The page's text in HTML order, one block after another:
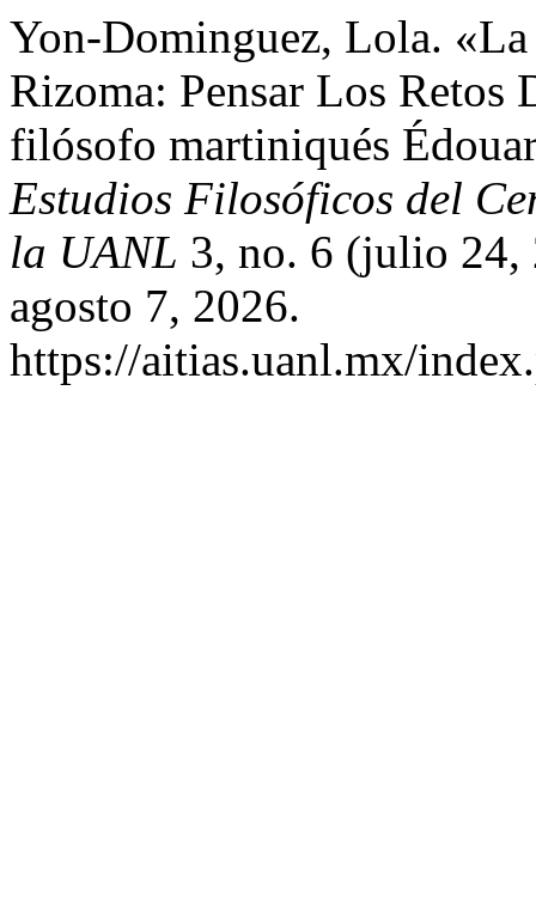
Yon-Dominguez, Lola.
Rizoma: Pensar Los
filósofo martiniqués
Estudios Filosóficos del
la UANL 3, no. 6 (julio 24,
agosto 7, 2026.
https://aitias.uanl.mx/